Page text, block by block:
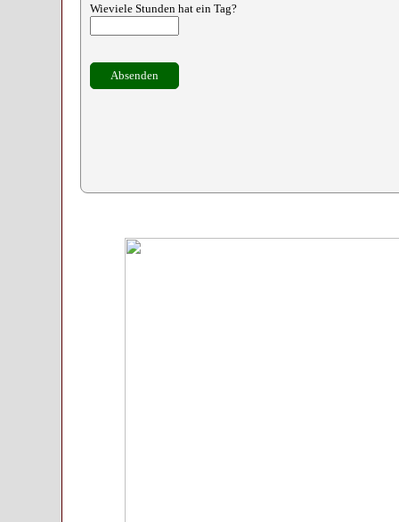
Wieviele Stunden hat ein Tag?